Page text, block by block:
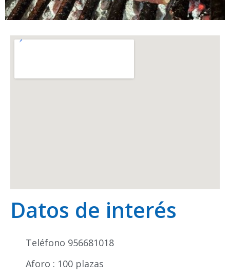
Datos de interés
Teléfono 956681018
Aforo : 100 plazas